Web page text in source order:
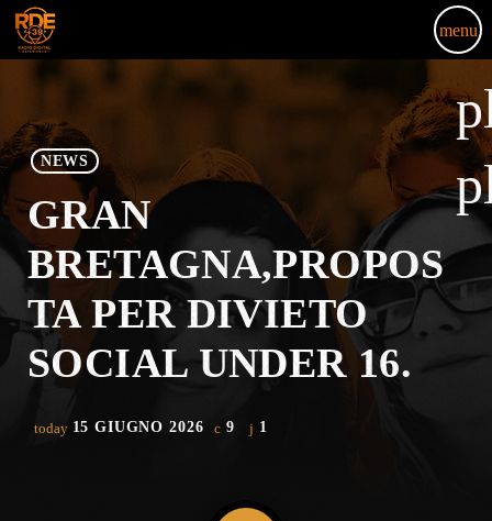
menu
NEWS
GRAN
BRETAGNA,PROPOS
TA PER DIVIETO
SOCIAL UNDER 16.
today 15 GIUGNO 2026 9 1